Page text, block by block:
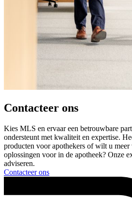
Contacteer ons
Kies MLS en ervaar een betrouwbare
ondersteunt met kwaliteit en expertise.
producten voor apothekers of wilt u
oplossingen voor in de apotheek? Onze
adviseren.
Contacteer ons